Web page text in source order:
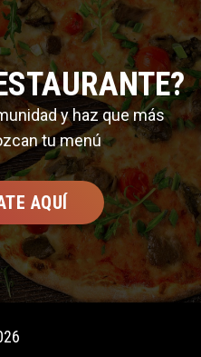
y haz que más
tu menú
AQUÍ